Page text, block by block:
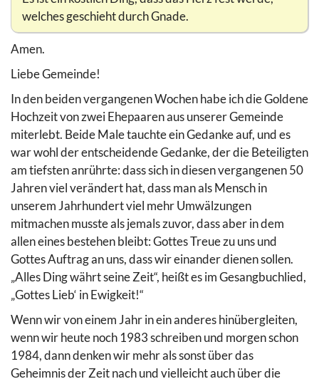
welches geschieht durch Gnade.
Amen.
Liebe Gemeinde!
In den beiden vergangenen Wochen habe ich die Goldene
Hochzeit von zwei Ehepaaren aus unserer Gemeinde
miterlebt. Beide Male tauchte ein Gedanke auf, und es
war wohl der entscheidende Gedanke, der die Beteiligten
am tiefsten anrührte: dass sich in diesen vergangenen 50
Jahren viel verändert hat, dass man als Mensch in
unserem Jahrhundert viel mehr Umwälzungen
mitmachen musste als jemals zuvor, dass aber in dem
allen eines bestehen bleibt: Gottes Treue zu uns und
Gottes Auftrag an uns, dass wir einander dienen sollen.
„Alles Ding währt seine Zeit“, heißt es im Gesangbuchlied,
„Gottes Lieb‘ in Ewigkeit!“
Wenn wir von einem Jahr in ein anderes hinübergleiten,
wenn wir heute noch 1983 schreiben und morgen schon
1984, dann denken wir mehr als sonst über das
Geheimnis der Zeit nach und vielleicht auch über die